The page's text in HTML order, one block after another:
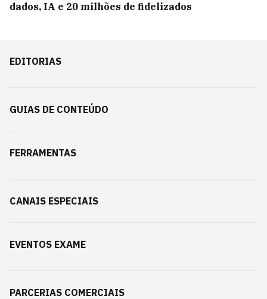
dados, IA e 20 milhões de fidelizados
EDITORIAS
GUIAS DE CONTEÚDO
FERRAMENTAS
CANAIS ESPECIAIS
EVENTOS EXAME
PARCERIAS COMERCIAIS